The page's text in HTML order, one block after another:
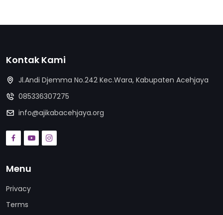
Kontak Kami
Jl.Andi Djemma No.242 Kec.Wara, Kabupaten Acehjaya
085336307275
info@ajikabacehjaya.org
Menu
Privacy
Terms